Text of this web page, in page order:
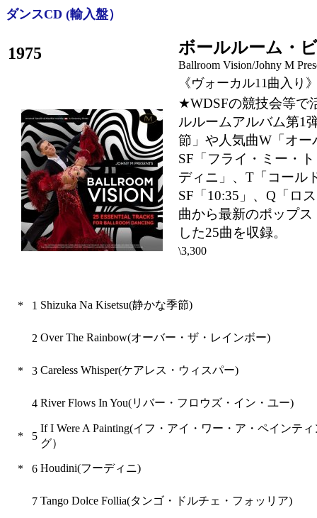
ダンスCD (輸入盤）
1975 ボールルーム・
Ballroom Vision/Johny M
《ヴォーカル11曲入り
★WDSFの競技会等で
ルルームアルバム第1
節」や人気曲W「オ
SF「フライ・ミー・
ディニ」、T「コール
SF「10:35」、Q「ロ
曲から最新のポップ
した25曲を収録。
\3,300
* 1 Shizuka Na Kisetsu(静かな季節)
2 Over The Rainbow(オーバー・ザ・レインボー)
* 3 Careless Whisper(ケアレス・ウィスパー)
4 River Flows In You(リバー・フロウズ・イン・ユー)
* 5
If I Were A Painting(イフ・アイ・ワー・ア・ペインティ
グ）
* 6 Houdini(フーディニ)
7 Tango Dolce Follia(タンゴ・ドルチェ・フォッリア)